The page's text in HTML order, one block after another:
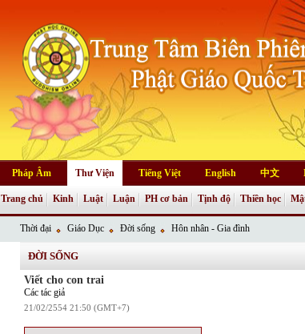
Pháp Âm Thư Viện Tiếng Việt English 中文
Trang chủ Kinh Luật Luận PH cơ bản Tịnh độ Thiền học
Thời đại Giáo Dục Đời sống Hôn nhân - Gia đình
ĐỜI SỐNG
Viết cho con trai
Các tác giả
21/02/2554 21:50 (GMT+7)